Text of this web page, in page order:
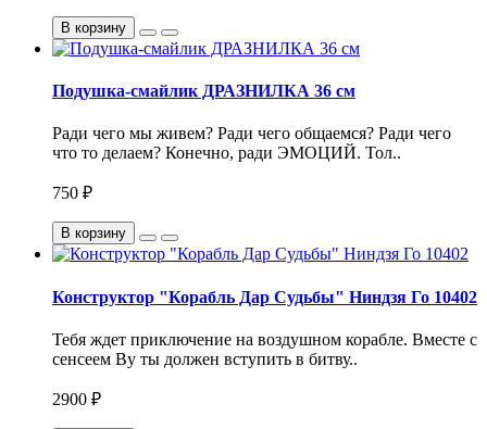
В корзину
Подушка-смайлик ДРАЗНИЛКА 36 см
Ради чего мы живем? Ради чего общаемся? Ради чего
что то делаем? Конечно, ради ЭМОЦИЙ. Тол..
750 ₽
В корзину
Конструктор "Корабль Дар Судьбы" Ниндзя Го 10402
Тебя ждет приключение на воздушном корабле. Вместе с
сенсеем Ву ты должен вступить в битву..
2900 ₽